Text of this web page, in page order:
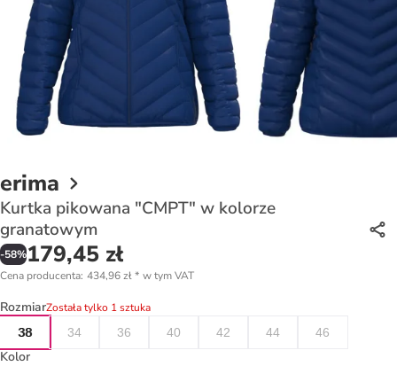
erima
Kurtka pikowana "CMPT" w kolorze
granatowym
-58%179,45 zł
Cena producenta: 434,96 zł* w tym VAT
RozmiarZostała tylko 1 sztuka
38
34 36 40 42 44 46
Kolor